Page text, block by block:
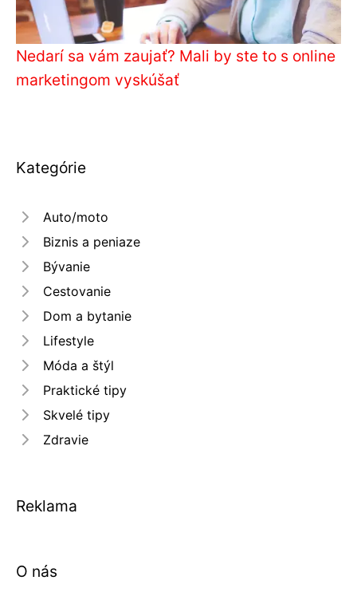
Nedarí sa vám zaujať? Mali by ste to s online
marketingom vyskúšať
Kategórie
Auto/moto
Biznis a peniaze
Bývanie
Cestovanie
Dom a bytanie
Lifestyle
Móda a štýl
Praktické tipy
Skvelé tipy
Zdravie
Reklama
O nás